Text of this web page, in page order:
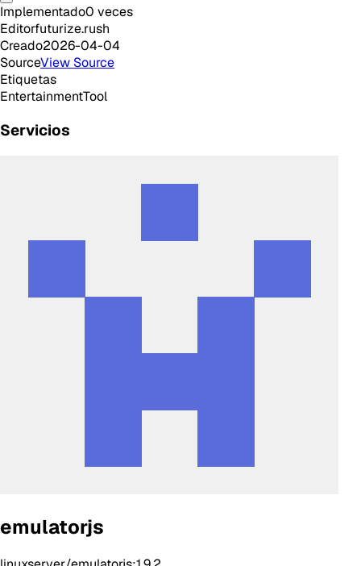
Implementado0 veces
Editorfuturize.rush
Creado2026-04-04
SourceView Source
Etiquetas
EntertainmentTool
Servicios
emulatorjs